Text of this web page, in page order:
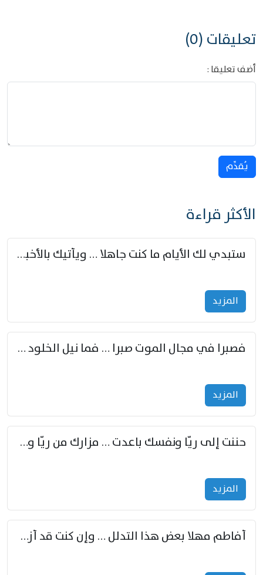
تعليقات (0)
أضف تعليقا :
يُقدِّم
الأكثر قراءة
ستبدي لك الأيام ما كنت جاهلا … ويأتيك بالأخبار من لم تزوّد
المزید
فصبرا في مجال الموت صبرا … فما نيل الخلود بمستطاع
المزید
حننت إلى ريّا ونفسك باعدت … مزارك من ريّا وشعباكما معا
المزید
أفاطم مهلا بعض هذا التدلل … وإن كنت قد أزمعت صرمي فأجملي